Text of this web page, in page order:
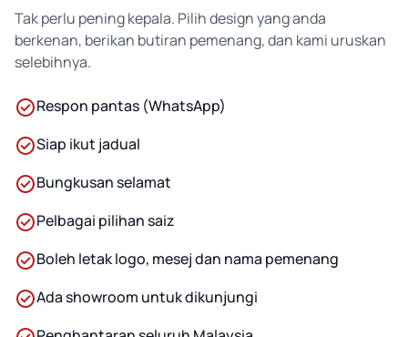
Tak perlu pening kepala. Pilih design yang anda
berkenan, berikan butiran pemenang, dan kami uruskan
selebihnya.
Respon pantas (WhatsApp)
Siap ikut jadual
Bungkusan selamat
Pelbagai pilihan saiz
Boleh letak logo, mesej dan nama pemenang
Ada showroom untuk dikunjungi